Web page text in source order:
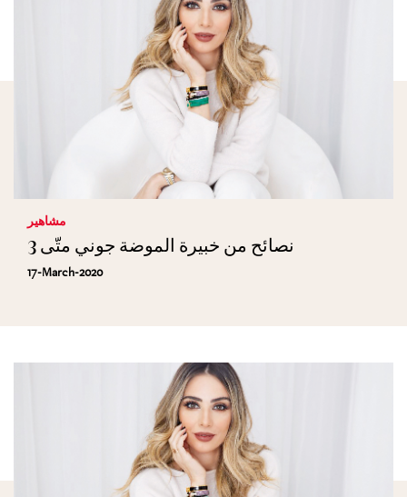
مشاهير
3 نصائح من خبيرة الموضة جوني متّى
17-March-2020